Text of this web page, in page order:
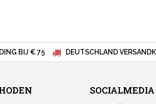
BIJ € 75 DEUTSCHLAND
SOCIALMEDIA